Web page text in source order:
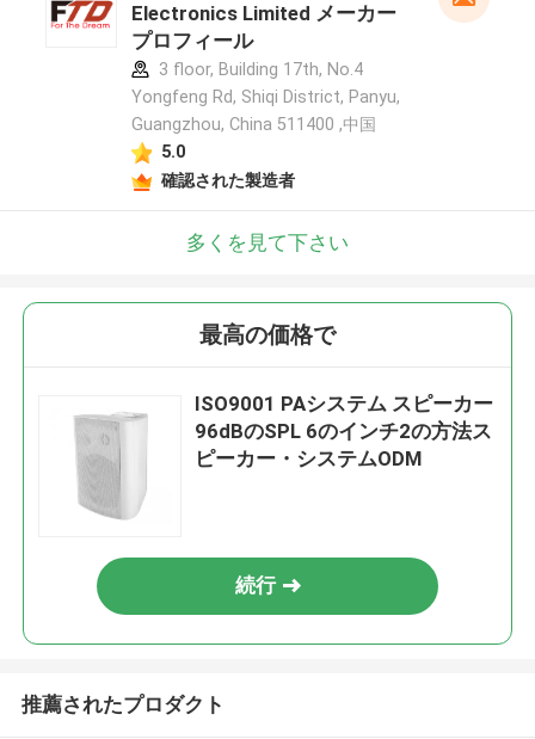
Electronics Limited メーカー
プロフィール
3 floor, Building 17th, No.4
Yongfeng Rd, Shiqi District, Panyu,
Guangzhou, China 511400 ,中国
5.0
確認された製造者
多くを見て下さい
最高の価格で
ISO9001 PAシステム スピーカー
96dBのSPL 6のインチ2の方法ス
ピーカー・システムODM
続行
推薦されたプロダクト